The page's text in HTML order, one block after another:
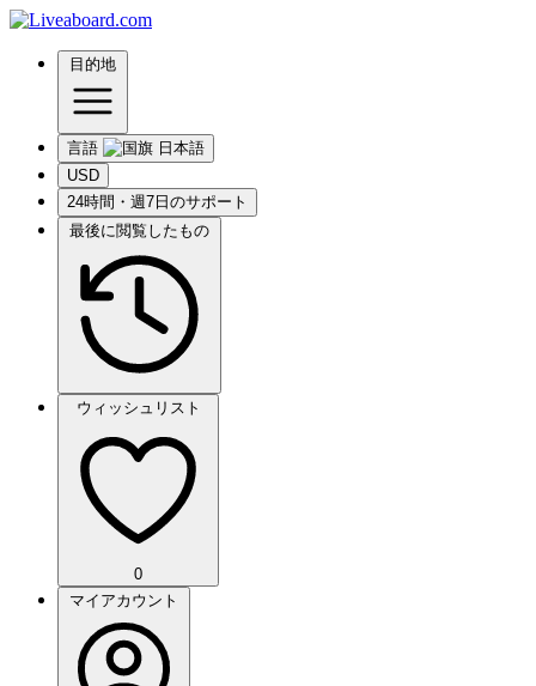
目的地
言語
USD
24時間・週7日のサポート
最後に閲覧したもの
ウィッシュリスト
0
マイアカウント